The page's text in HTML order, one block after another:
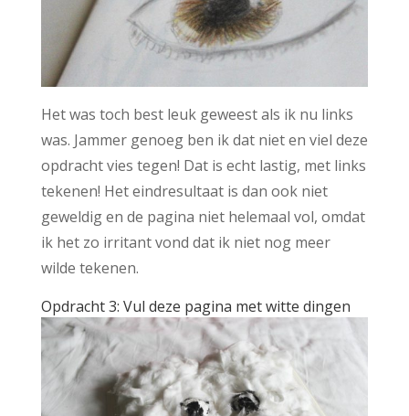
Het was toch best leuk geweest als ik nu links
was. Jammer genoeg ben ik dat niet en viel deze
opdracht vies tegen! Dat is echt lastig, met links
tekenen! Het eindresultaat is dan ook niet
geweldig en de pagina niet helemaal vol, omdat
ik het zo irritant vond dat ik niet nog meer
wilde tekenen.
Opdracht 3: Vul deze pagina met witte dingen